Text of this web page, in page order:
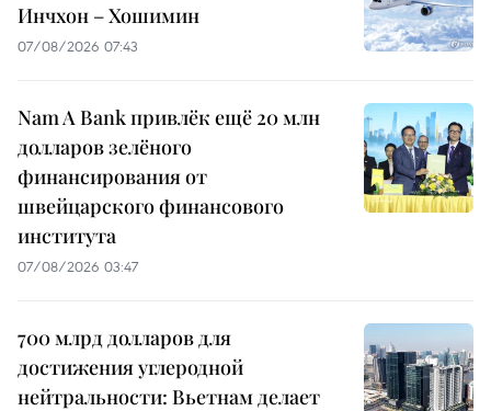
Инчхон – Хошимин
07/08/2026 07:43
Nam A Bank привлёк ещё 20 млн
долларов зелёного
финансирования от
швейцарского финансового
института
07/08/2026 03:47
700 млрд долларов для
достижения углеродной
нейтральности: Вьетнам делает